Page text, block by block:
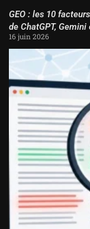
GEO : les 10
de ChatGPT,
16 juin 2026